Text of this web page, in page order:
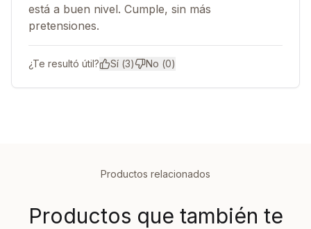
está a buen nivel. Cumple, sin más
pretensiones.
¿Te resultó útil? Sí (3) No (0)
Productos relacionados
Productos que también te